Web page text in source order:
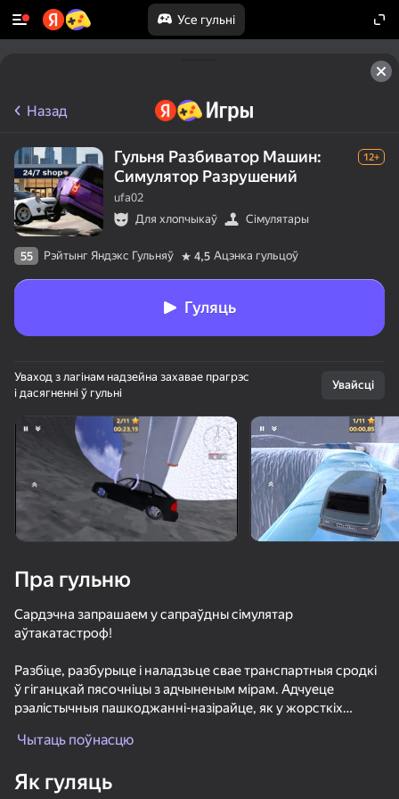
Усе гульні
Павярніце прыладу
Гульня працуе толькі ў гарызантальнай
арыентацыі
Car Crash Test
Назад
Гульня Разбиватор Машин:
Симулятор Разрушений
12+
ufa02
Для хлопчыкаў
Сімулятары
55 Рэйтынг Яндэкс Гульняў 4,5 Ацэнка гульцоў
Гуляць
Уваход з лагінам надзейна захавае прагрэс
і дасягненні ў гульні
Увайсці
Пра гульню
Сардэчна запрашаем у сапраўдны сімулятар
аўтакатастроф!
Разбіце, разбурыце і наладзьце свае транспартныя сродкі
ў гіганцкай пясочніцы з адчыненым мірам. Адчуеце
рэалістычныя пашкоджанні-назірайце, як у жорсткіх
адвальваюцца колы.
Праязджайце праз зоны, запоўненыя інструментамі
Чытаць поўнасцю
Як гуляць